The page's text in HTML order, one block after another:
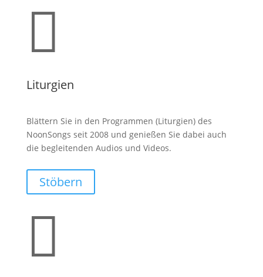

Liturgien
Blättern Sie in den Programmen (Liturgien) des
NoonSongs seit 2008 und genießen Sie dabei auch
die begleitenden Audios und Videos.
Stöbern
